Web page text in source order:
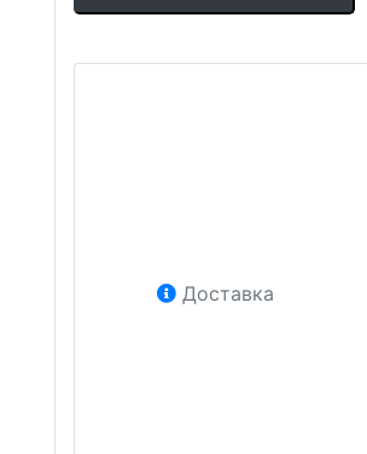
Доставка